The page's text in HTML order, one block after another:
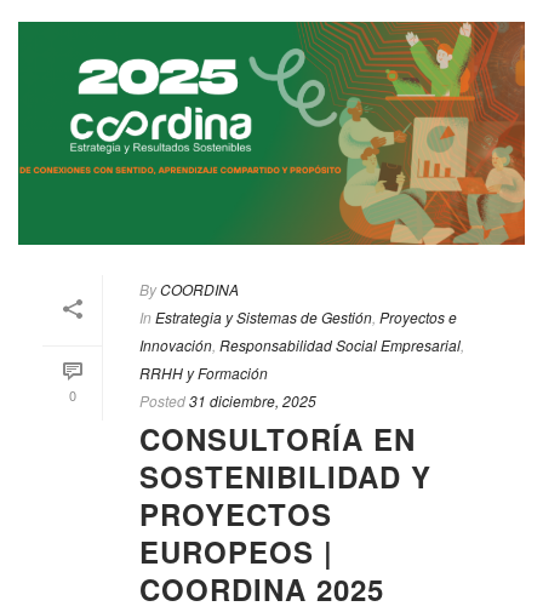
0
ByCOORDINA
In Estrategia y Sistemas de Gestión Proyectos e
Innovación Responsabilidad Social Empresarial
RRHH y Formación
Posted31 diciembre, 2025
CONSULTORÍA EN
SOSTENIBILIDAD Y
PROYECTOS
EUROPEOS |
COORDINA 2025